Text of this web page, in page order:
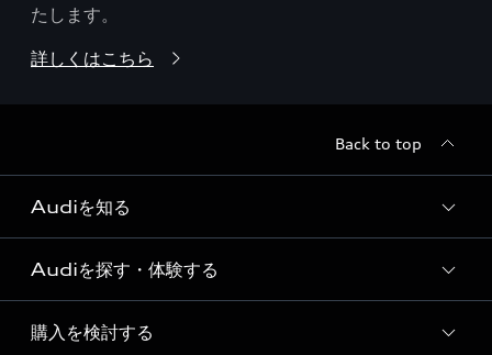
たします。
詳しくはこちら
Back to top
Audiを知る
Audi ブランド
Story of Progress
Audiを探す・体験する
ディーラー検索
購入を検討する